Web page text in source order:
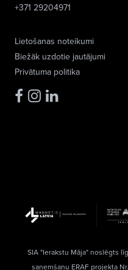
Lietošanas noteikumi
Biežāk uzdotie jautājumi
Privātuma politika
+371 29204971
SIA "Ierakstu Māja" noslēgts
saņemšanu ERAF projekta